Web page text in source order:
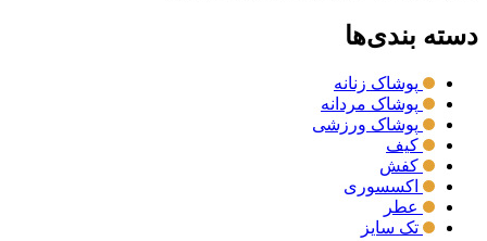
دسته بندی‌ها
پوشاک زنانه
پوشاک مردانه
پوشاک ورزشی
کیف
کفش
اکسسوری
عطر
تک سایز